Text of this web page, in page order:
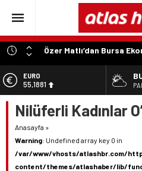
Özer Matlı’dan Bursa
“Aynı Düzenleme Neden
“Engelli Emekliliğinde
Belirsizlikler Son
“Engelliler Bu Ülkede
İğneyle Kuyu Kazarak
“Bu Ses Siyasi
Konusudur”
EURO
55,1881
ALTIN
6.660,55
13.779,39
DOLAR
Nilüferli Kadınlar
Anasayfa »
Warning: Undefined array key 0 in
/var/www/vhosts/atlashbr.com/
content/themes/atlashaber/lib/